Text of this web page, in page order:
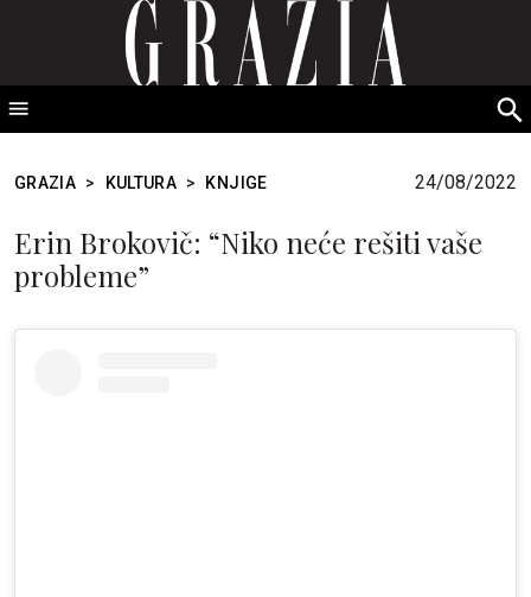
GRAZIA Srbija
GRAZIA > KULTURA > KNJIGE 24/08/2022
Erin Brokovič: “Niko neće rešiti vaše
probleme”